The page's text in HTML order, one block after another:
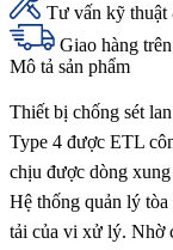
Tư vấn kỹ thuật
Giao hàng
Mô tả sản phẩm
Thiết bị chống sét
Type 4 được ETL
chịu được dòng
Hệ thống quản lý
tải của vi xử lý. Nhờ